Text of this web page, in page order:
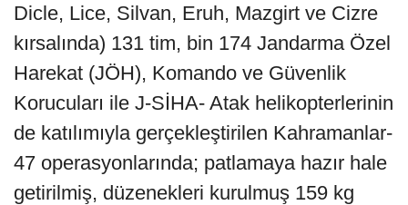
Dicle, Lice, Silvan, Eruh, Mazgirt ve Cizre
kırsalında) 131 tim, bin 174 Jandarma Özel
Harekat (JÖH), Komando ve Güvenlik
Korucuları ile J-SİHA- Atak helikopterlerinin
de katılımıyla gerçekleştirilen Kahramanlar-
47 operasyonlarında; patlamaya hazır hale
getirilmiş, düzenekleri kurulmuş 159 kg